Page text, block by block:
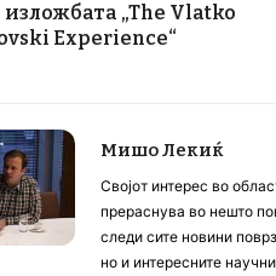
„The Vlatko
Experience“
Мишо Лекиќ
Својот интерес во
прераснува во нешто
следи сите новини
но и интересните